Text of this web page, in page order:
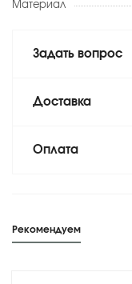
Материал
Задать вопрос
Доставка
Оплата
Рекомендуем